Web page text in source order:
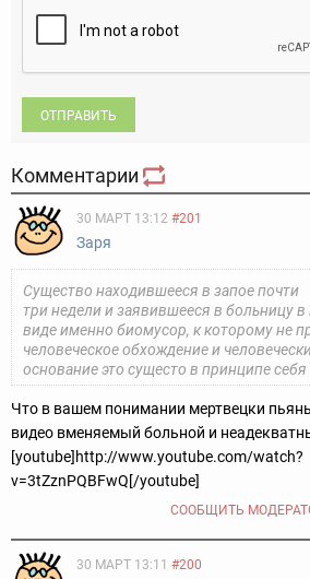
ОТПРАВИТЬ
Комментарии
30 МАРТ 13:12 #201
Заря
Существо находившееся в запое почти
три недели и заявившееся в больницу
виде именно биомусор, к которому не
человеческое обхождение и
основание это сущесто в принципе
Что в вашем понимании мертвецки
видео вменяемый больной и
[youtube]http://www.youtube.com/watch?
v=3tZznPQBFwQ[/youtube]
СООБЩИТЬ
30 МАРТ 13:11 #200